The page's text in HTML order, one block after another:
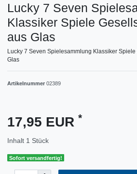
Lucky 7 Seven
Klassiker Spiele
aus Glas
Lucky 7 Seven Spielesammlung Klassiker
Glas
Artikelnummer 02389
17,95 EUR *
Inhalt 1 Stück
Sofort versandfertig!